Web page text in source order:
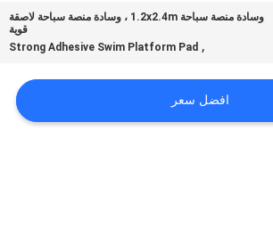
وسادة منصة سباحة 1.2x2.4m ، وسادة منصة سباحة لاصقة
قوية
,
Strong Adhesive Swim Platform Pad
افضل سعر